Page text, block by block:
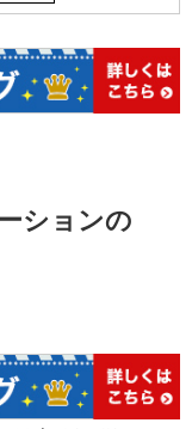
ションの